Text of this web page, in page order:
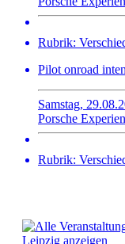
Rubrik:
Pilot onroad
Samstag,
Porsche
Rubrik: